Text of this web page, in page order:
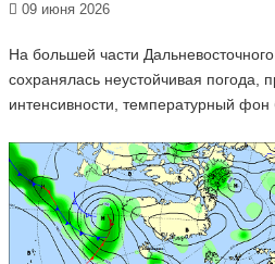
09 июня 2026
На большей части
сохранялась неустойчивая погода,
интенсивности, температурный